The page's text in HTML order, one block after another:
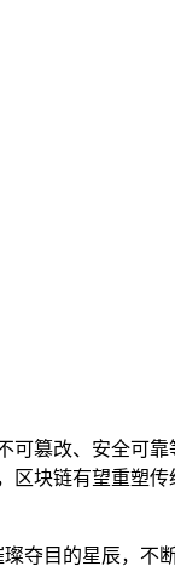
篡改、安全可
块链有望重塑
夺目的星辰，